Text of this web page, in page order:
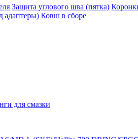
Защита углового шва (пятка)
адаптеры) Ковш в сборе
для смазки